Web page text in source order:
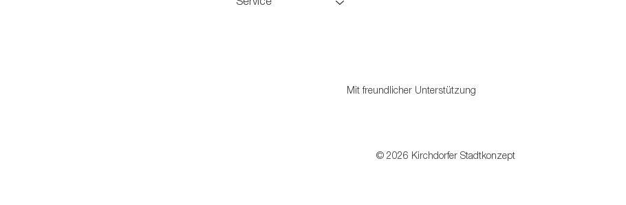
Service
Mit freundlicher Unterstützung
© 2026 Kirchdorfer Stadtkonzept